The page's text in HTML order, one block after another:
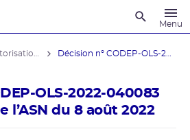
Menu
OLS-2022-040083
l’ASN du 8 août 2022